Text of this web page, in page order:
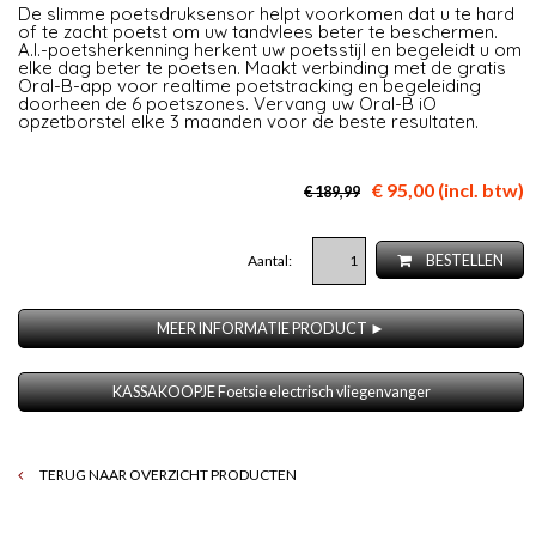
De slimme poetsdruksensor helpt voorkomen dat u te hard
of te zacht poetst om uw tandvlees beter te beschermen.
A.I.-poetsherkenning herkent uw poetsstijl en begeleidt u om
elke dag beter te poetsen. Maakt verbinding met de gratis
Oral-B-app voor realtime poetstracking en begeleiding
doorheen de 6 poetszones. Vervang uw Oral-B iO
opzetborstel elke 3 maanden voor de beste resultaten.
€ 189,99 € 95,00 (incl. btw)
Aantal: BESTELLEN
MEER INFORMATIE PRODUCT ►
KASSAKOOPJE Foetsie electrisch vliegenvanger
TERUG NAAR OVERZICHT PRODUCTEN